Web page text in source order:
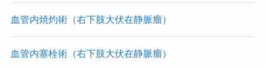
血管内焼灼術（右下肢大伏在静脈瘤）
血管内塞栓術（右下肢大伏在静脈瘤）